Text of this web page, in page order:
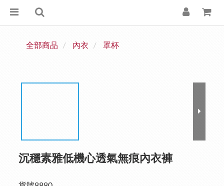
全部商品 內衣 罩杯
沉穩素雅低機心透氣無痕內衣褲